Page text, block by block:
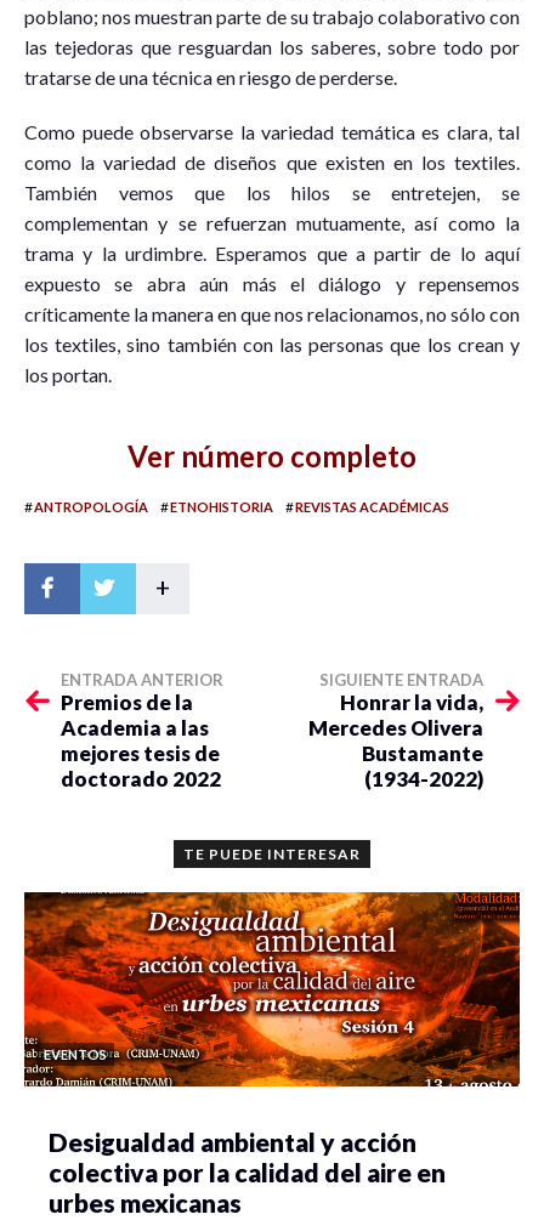
poblano; nos muestran parte de su trabajo colaborativo con
las tejedoras que resguardan los saberes, sobre todo por
tratarse de una técnica en riesgo de perderse.
Como puede observarse la variedad temática es clara, tal
como la variedad de diseños que existen en los textiles.
También vemos que los hilos se entretejen, se
complementan y se refuerzan mutuamente, así como la
trama y la urdimbre. Esperamos que a partir de lo aquí
expuesto se abra aún más el diálogo y repensemos
críticamente la manera en que nos relacionamos, no sólo con
los textiles, sino también con las personas que los crean y
los portan.
Ver número completo
#ANTROPOLOGÍA #ETNOHISTORIA #REVISTAS ACADÉMICAS
+
ENTRADA ANTERIOR
Premios de la
Academia a las
mejores tesis de
doctorado 2022
SIGUIENTE ENTRADA
Honrar la vida,
Mercedes Olivera
Bustamante
(1934-2022)
TE PUEDE INTERESAR
EVENTOS
Desigualdad ambiental y acción
colectiva por la calidad del aire en
urbes mexicanas